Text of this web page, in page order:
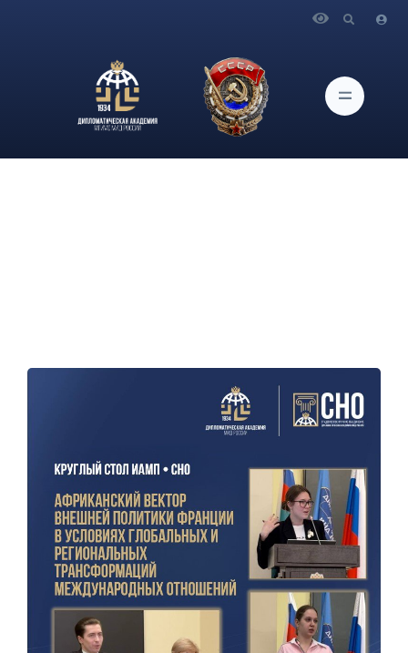
внешней политики Франции в условиях глобальных и
региональных трансформаций международных отношений»